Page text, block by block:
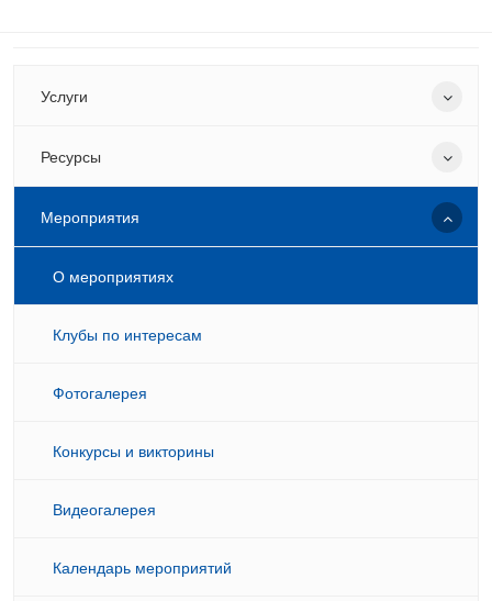
Услуги
Ресурсы
Мероприятия
О мероприятиях
Клубы по интересам
Фотогалерея
Конкурсы и викторины
Видеогалерея
Календарь мероприятий